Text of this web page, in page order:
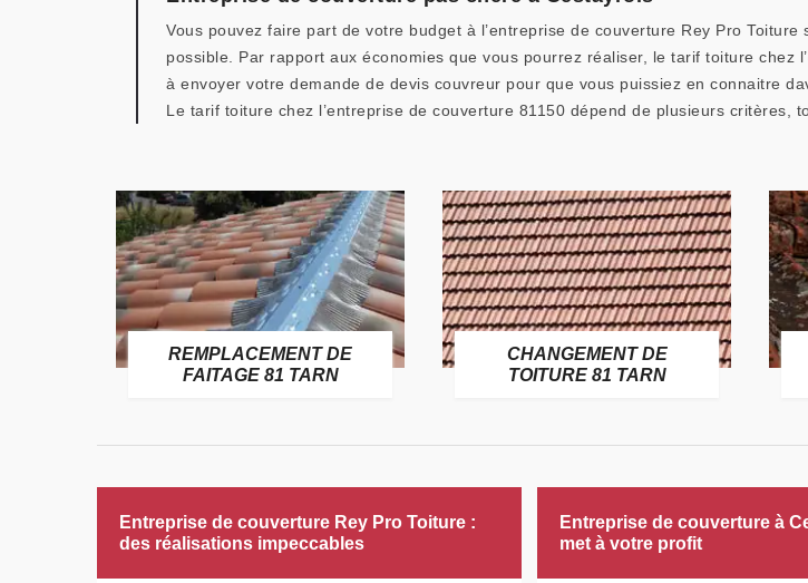
Vous pouvez faire part de votre budget à l’entreprise de couverture Rey Pro
possible. Par rapport aux économies que vous pourrez réaliser, le tarif toiture chez
à envoyer votre demande de devis couvreur pour que vous puissiez en connaitre
Le tarif toiture chez l’entreprise de couverture 81150 dépend de plusieurs critères,
REMPLACEMENT DE
FAITAGE 81 TARN
CHANGEMENT DE
TOITURE 81 TARN
Entreprise de couverture Rey Pro Toiture :
des réalisations impeccables
Entreprise de couverture à
met à votre profit